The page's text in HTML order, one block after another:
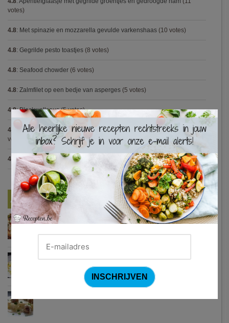
votes)
4.8: Met spinazie en mozzarella gevulde varkenshaas (10 votes)
4.8: Gegrilde pesto toastjes (8 votes)
4.8: Seafood chowder (6 votes)
4.8: Zalmfilet op een bedje van asperges (5 votes)
4.8:Blackwellsaus(5 votes)
4.7 Varkenshaasje met jagersaus en kroketten (Jeroen Meus)
(15
votes)
4.7:Gestoofde kip met dragon
Nieuwste Recepten
Turkse pizza met halloumi en courgette
×